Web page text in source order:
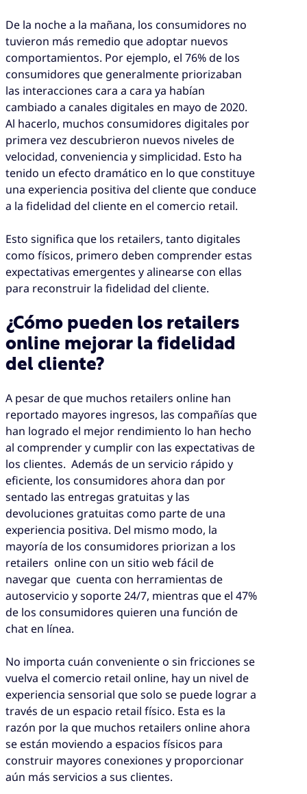
De la noche a la mañana, los consumidores no
tuvieron más remedio que adoptar nuevos
comportamientos. Por ejemplo, el 76% de los
consumidores que generalmente priorizaban
las interacciones cara a cara ya habían
cambiado a canales digitales en mayo de 2020.
Al hacerlo, muchos consumidores digitales por
primera vez descubrieron nuevos niveles de
velocidad, conveniencia y simplicidad. Esto ha
tenido un efecto dramático en lo que constituye
una experiencia positiva del cliente que conduce
a la fidelidad del cliente en el comercio retail.
Esto significa que los retailers, tanto digitales
como físicos, primero deben comprender estas
expectativas emergentes y alinearse con ellas
para reconstruir la fidelidad del cliente.
¿Cómo pueden los retailers
online mejorar la fidelidad
del cliente?
A pesar de que muchos retailers online han
reportado mayores ingresos, las compañías que
han logrado el mejor rendimiento lo han hecho
al comprender y cumplir con las expectativas de
los clientes. Además de un servicio rápido y
eficiente, los consumidores ahora dan por
sentado las entregas gratuitas y las
devoluciones gratuitas como parte de una
experiencia positiva. Del mismo modo, la
mayoría de los consumidores priorizan a los
retailers online con un sitio web fácil de
navegar que cuenta con herramientas de
autoservicio y soporte 24/7, mientras que el 47%
de los consumidores quieren una función de
chat en línea.
No importa cuán conveniente o sin fricciones se
vuelva el comercio retail online, hay un nivel de
experiencia sensorial que solo se puede lograr a
través de un espacio retail físico. Esta es la
razón por la que muchos retailers online ahora
se están moviendo a espacios físicos para
construir mayores conexiones y proporcionar
aún más servicios a sus clientes.